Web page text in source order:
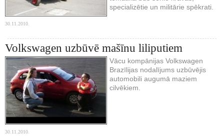
specializētie un militārie spēkrati.
30.11.2010.
Volkswagen uzbūvē mašīnu liliputiem
Vācu kompānijas Volkswagen
Brazīlijas nodalījums uzbūvējis
automobili augumā maziem
cilvēkiem.
30.11.2010.